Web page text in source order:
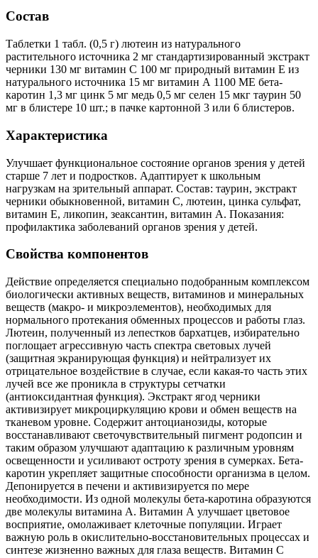
Состав
Таблетки 1 табл. (0,5 г) лютеин из натурального
растительного источника 2 мг стандартизированный экстракт
черники 130 мг витамин C 100 мг природный витамин Е из
натурального источника 15 мг витамин А 1100 МЕ бета-
каротин 1,3 мг цинк 5 мг медь 0,5 мг селен 15 мкг таурин 50
мг в блистере 10 шт.; в пачке картонной 3 или 6 блистеров.
Характеристика
Улучшает функциональное состояние органов зрения у детей
старше 7 лет и подростков. Адаптирует к школьным
нагрузкам на зрительный аппарат. Состав: таурин, экстракт
черники обыкновенной, витамин С, лютеин, цинка сульфат,
витамин Е, ликопин, зеаксантин, витамин А. Показания:
профилактика заболеваний органов зрения у детей.
Свойства компонентов
Действие определяется специально подобранным комплексом
биологически активных веществ, витаминов и минеральных
веществ (макро- и микроэлементов), необходимых для
нормального протекания обменных процессов и работы глаз.
Лютеин, полученный из лепестков бархатцев, избирательно
поглощает агрессивную часть спектра световых лучей
(защитная экранирующая функция) и нейтрализует их
отрицательное воздействие в случае, если какая-то часть этих
лучей все же проникла в структуры сетчатки
(антиоксидантная функция). Экстракт ягод черники
активизирует микроциркуляцию крови и обмен веществ на
тканевом уровне. Содержит антоцианозиды, которые
восстанавливают светочувствительный пигмент родопсин и
таким образом улучшают адаптацию к различным уровням
освещенности и усиливают остроту зрения в сумерках. Бета-
каротин укрепляет защитные способности организма в целом.
Депонируется в печени и активизируется по мере
необходимости. Из одной молекулы бета-каротина образуются
две молекулы витамина А. Витамин А улучшает цветовое
восприятие, омолаживает клеточные популяции. Играет
важную роль в окислительно-восстановительных процессах и
синтезе жизненно важных для глаза веществ. Витамин С